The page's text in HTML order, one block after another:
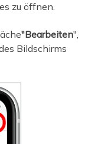
zu öffnen.
"Bearbeiten",
Bildschirms